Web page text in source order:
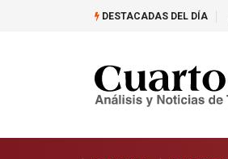
DESTACADAS DEL DÍA